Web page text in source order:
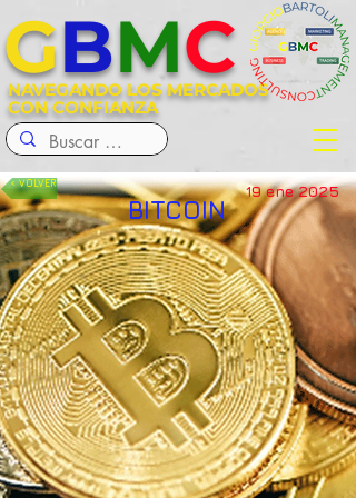
NAVEGANDO LOS MERCADOS
CON CONFIANZA
GBMC
< VOLVER
BITCOIN
19 ene 2025